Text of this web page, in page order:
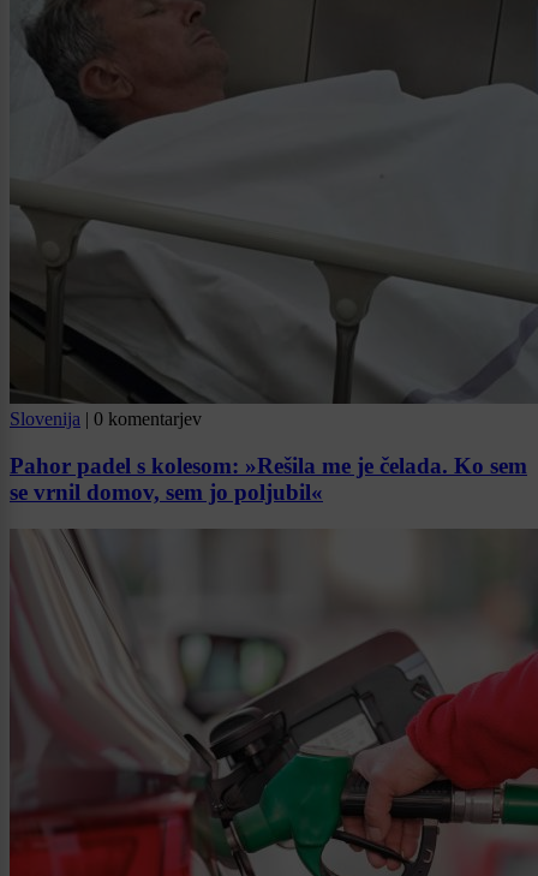
Slovenija | 0 komentarjev
Pahor padel s kolesom: »Rešila me je čelada. Ko sem
se vrnil domov, sem jo poljubil«